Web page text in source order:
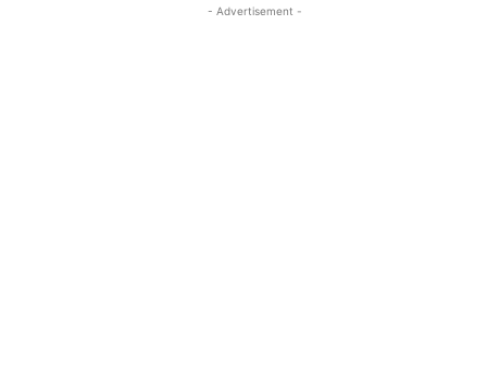
- Advertisement -